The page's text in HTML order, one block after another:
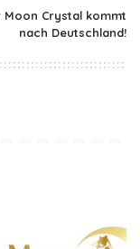
Moon Crystal kommt
nach Deutschland!